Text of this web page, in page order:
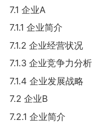
7.1 企业A
7.1.1 企业简介
7.1.2 企业经营状况
7.1.3 企业竞争力分析
7.1.4 企业发展战略
7.2 企业B
7.2.1 企业简介